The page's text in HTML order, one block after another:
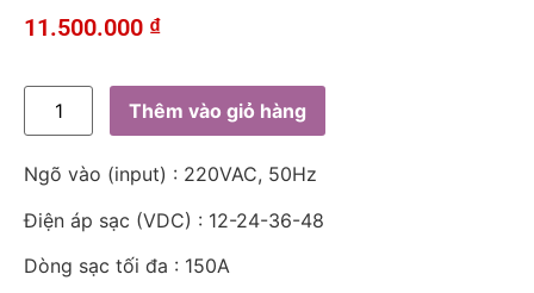
11.500.000 ₫
Thêm vào giỏ hàng
Ngõ vào (input) : 220VAC, 50Hz
Điện áp sạc (VDC) : 12-24-36-48
Dòng sạc tối đa : 150A